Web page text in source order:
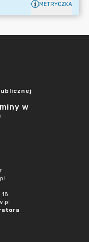
METRYCZKA
w
18